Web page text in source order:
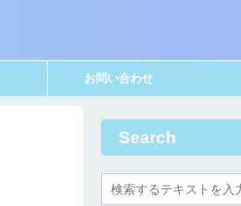
お問い合わせ
Search